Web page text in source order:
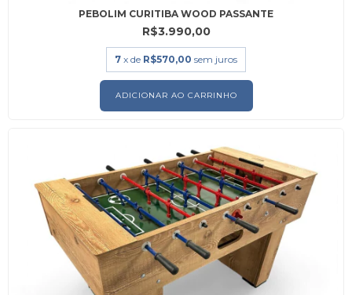
PEBOLIM CURITIBA WOOD PASSANTE
R$3.990,00
7 x de R$570,00 sem juros